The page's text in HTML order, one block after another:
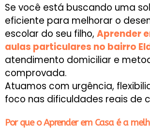
Se você está buscando uma
eficiente para melhorar o
escolar do seu filho, Aprender
aulas particulares no bairro
atendimento domiciliar e
comprovada.
Atuamos com urgência,
foco nas dificuldades reais de
Por que o Aprender em Casa é a